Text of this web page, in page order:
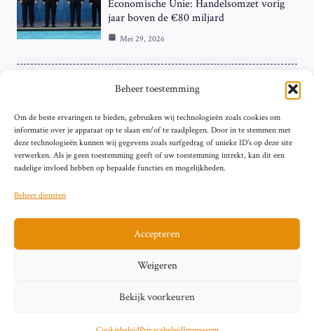
Beheer toestemming
Om de beste ervaringen te bieden, gebruiken wij technologieën zoals cookies om
informatie over je apparaat op te slaan en/of te raadplegen. Door in te stemmen met
deze technologieën kunnen wij gegevens zoals surfgedrag of unieke ID's op deze site
verwerken. Als je geen toestemming geeft of uw toestemming intrekt, kan dit een
nadelige invloed hebben op bepaalde functies en mogelijkheden.
Beheer diensten
Accepteren
Weigeren
Bekijk voorkeuren
Economische Unie: Handelsomzet vorig
jaar boven de €80 miljard
Mei 29, 2026
ZAKELIJK
Hardnekkige Inflatie bij de ‘Grote Vier’
van de Eurozone
Mei 29, 2026
Sitemap Contact Privacybeleid (EU)
Impressum
Cookiebeleid (EU)